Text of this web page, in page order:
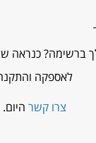
כנראה
לאספקה
צרו קשר היום.